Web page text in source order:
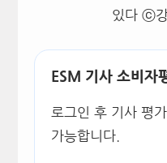
있다 ⓒ
ESM 기사 소비자
로그인 후 기사 평
가능합니다.